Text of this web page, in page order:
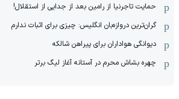
حمایت تاجرنیا از رامین بعد از جدایی از استقلال!
گران‌ترین دروازه‌بان انگلیس: چیزی برای اثبات ندارم
دیوانگی هواداران برای پیراهن شالکه
چهره بشاش محرم در آستانه آغاز لیگ برتر